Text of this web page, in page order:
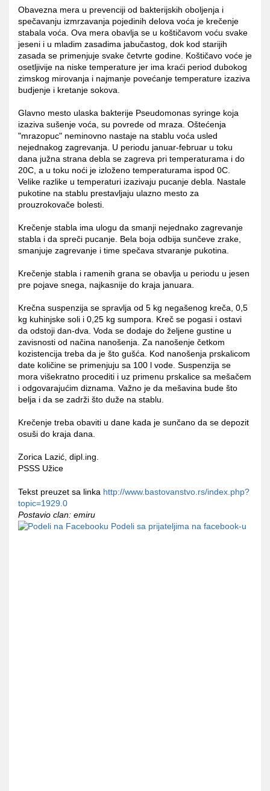
Obavezna mera u prevenciji od bakterijskih oboljenja i
spečavanju izmrzavanja pojedinih delova voća je krečenje
stabala voća. Ova mera obavlja se u koštičavom voću svake
jeseni i u mladim zasadima jabučastog, dok kod starijih
zasada se primenjuje svake četvrte godine. Koštičavo voće je
osetljivije na niske temperature jer ima kraći period dubokog
zimskog mirovanja i najmanje povećanje temperature izaziva
budjenje i kretanje sokova.
Glavno mesto ulaska bakterije Pseudomonas syringe koja
izaziva sušenje voća, su povrede od mraza. Oštećenja
"mrazopuc" neminovno nastaje na stablu voća usled
nejednakog zagrevanja. U periodu januar-februar u toku
dana južna strana debla se zagreva pri temperaturama i do
20C, a u toku noći je izloženo temperaturama ispod 0C.
Velike razlike u temperaturi izazivaju pucanje debla. Nastale
pukotine na stablu prestavljaju ulazno mesto za
prouzrokovače bolesti.
Krečenje stabla ima ulogu da smanji nejednako zagrevanje
stabla i da spreči pucanje. Bela boja odbija sunčeve zrake,
smanjuje zagrevanje i time spečava stvaranje pukotina.
Krečenje stabla i ramenih grana se obavlja u periodu u jesen
pre pojave snega, najkasnije do kraja januara.
Krečna suspenzija se spravlja od 5 kg negašenog kreča, 0,5
kg kuhinjske soli i 0,25 kg sumpora. Kreč se pogasi i ostavi
da odstoji dan-dva. Voda se dodaje do željene gustine u
zavisnosti od načina nanošenja. Za nanošenje četkom
kozistencija treba da je što gušća. Kod nanošenja prskalicom
date količine se primenjuju sa 100 l vode. Suspenzija se
mora višekratno procediti i uz primenu prskalice sa mešačem
i odgovarajućim diznama. Važno je da mešavina bude što
belja i da se zadrži što duže na stablu.
Krečenje treba obaviti u dane kada je sunčano da se depozit
osuši do kraja dana.
Zorica Lazić, dipl.ing.
PSSS Užice
Tekst preuzet sa linka http://www.bastovanstvo.rs/index.php?
topic=1929.0
Postavio clan: emiru
Podeli sa prijateljima na facebook-u